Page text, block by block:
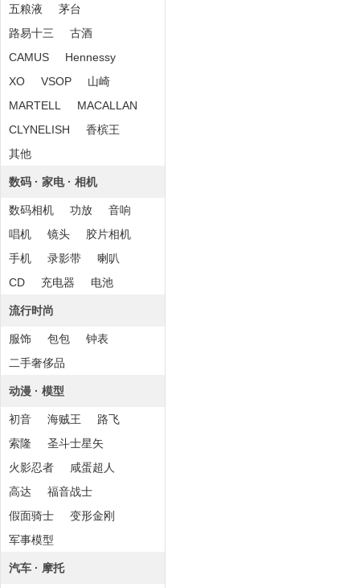
五粮液
茅台
路易十三
古酒
CAMUS
Hennessy
XO
VSOP
山崎
MARTELL
MACALLAN
CLYNELISH
香槟王
其他
数码 · 家电 · 相机
数码相机 功放
音响
唱机
镜头
胶片相机
手机
录影带
喇叭
CD
充电器 电池
流行时尚
服饰 包包
钟表
二手奢侈品
动漫 · 模型
初音 海贼王
路飞
索隆
圣斗士星矢
火影忍者
咸蛋超人
高达
福音战士
假面骑士
变形金刚
军事模型
汽车 · 摩托